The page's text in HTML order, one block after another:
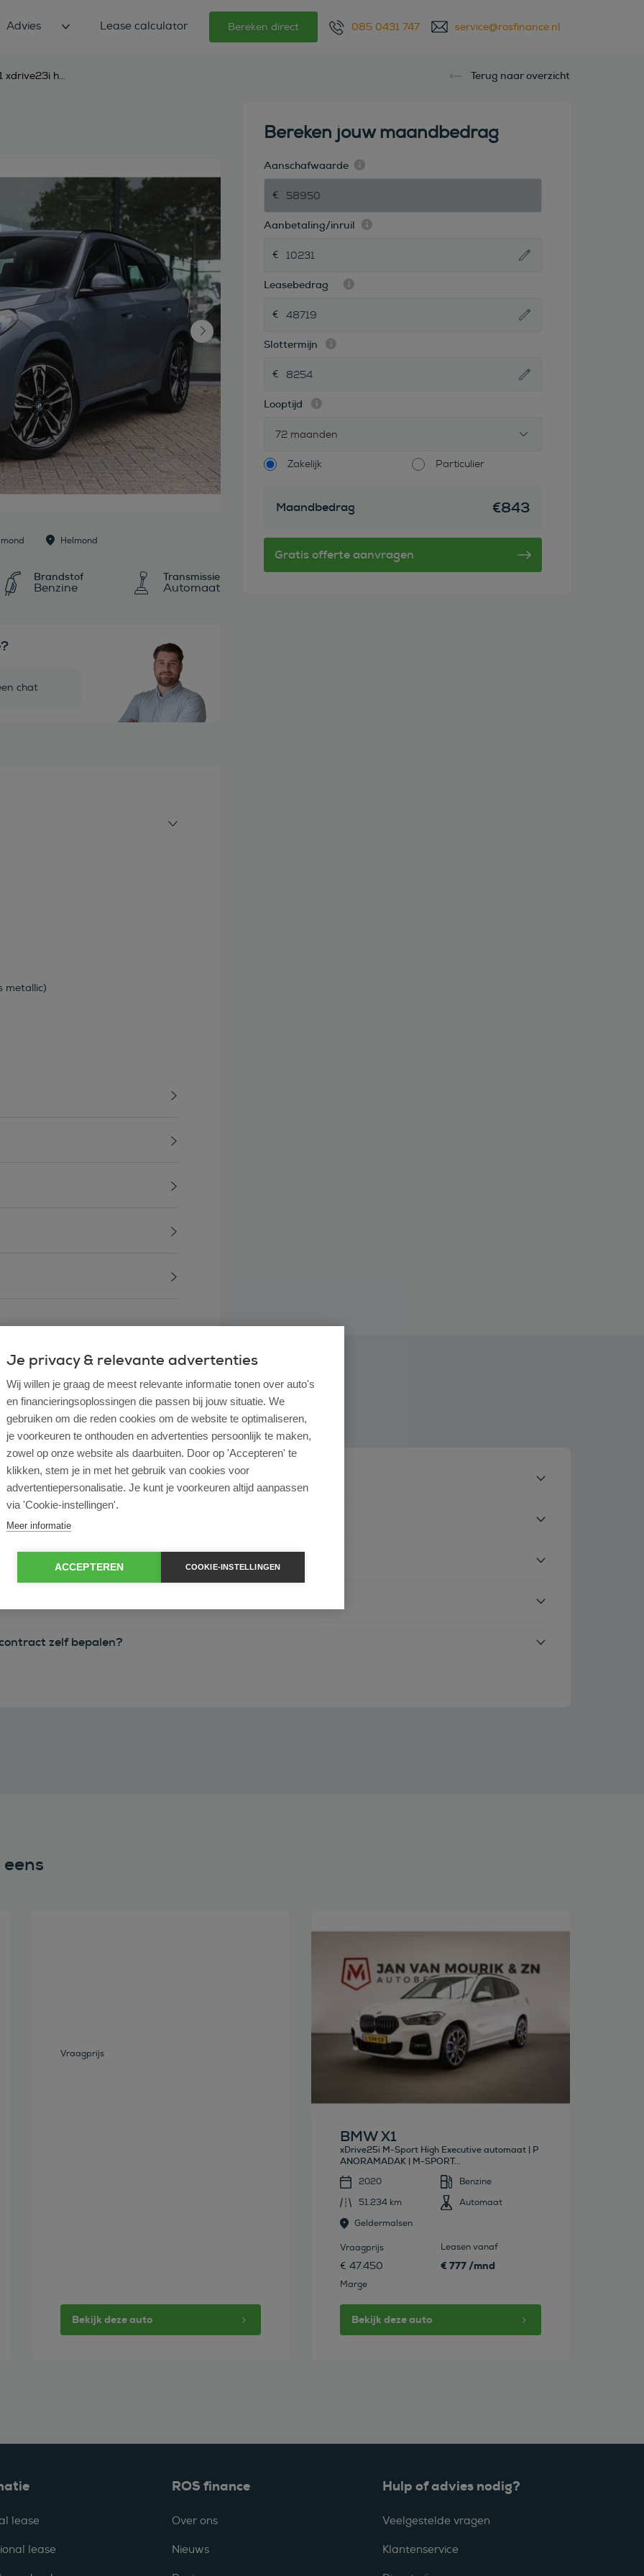
Advies Lease calculator Bereken direct 085 0431 747 service@rosfinance.nl
bmw x1 xdrive23i high executive m sport automaat Terug naar overzicht
Helmond
Brandstof
Benzine
Transmissie
Automaat
chat
metallic)
Bereken jouw maandbedrag
Aanschafwaarde
Aanbetaling/inruil
Leasebedrag
Slottermijn
Looptijd
72 maanden
Zakelijk Particulier
Maandbedrag €843
ondernemer?
operational lease?
ROS Finance?
zelf bepalen?
Vraagprijs
Bekijk deze auto
Bekijk deze auto
BMW X1
xDrive25i M-Sport High Executive automaat | P
ANORAMADAK | M-SPORT...
2020
Benzine
51.234 km
Automaat
Geldermalsen
Vraagprijs
€ 47.450
Marge
Leasen vanaf
€ 777 /mnd
Bekijk deze auto
lease
lease
ROS finance
Over ons
Nieuws
Hulp of advies nodig?
Veelgestelde vragen
Klantenservice
Je privacy & relevante advertenties
Wij willen je graag de meest relevante informatie tonen over auto's
en financieringsoplossingen die passen bij jouw situatie. We
gebruiken om die reden cookies om de website te optimaliseren,
je voorkeuren te onthouden en advertenties persoonlijk te maken,
zowel op onze website als daarbuiten. Door op 'Accepteren' te
klikken, stem je in met het gebruik van cookies voor
advertentiepersonalisatie. Je kunt je voorkeuren altijd aanpassen
via 'Cookie-instellingen'.
Meer informatie
ACCEPTEREN COOKIE-INSTELLINGEN